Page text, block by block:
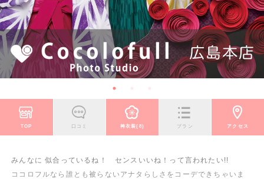
TOP 口コミ 袴衣装(8) プラン アクセス
みんなに 似合っているね！ センスいいね！って言われたい!!
ココロフルなら誰とも被らないアナタらしさをコーデできちゃいま